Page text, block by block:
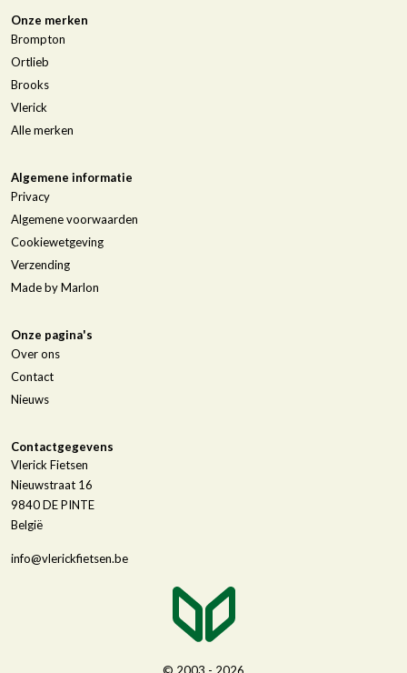
Onze merken
Brompton
Ortlieb
Brooks
Vlerick
Alle merken
Algemene informatie
Privacy
Algemene voorwaarden
Cookiewetgeving
Verzending
Made by Marlon
Onze pagina's
Over ons
Contact
Nieuws
Contactgegevens
Vlerick Fietsen
Nieuwstraat 16
9840DE PINTE
België
info@vlerickfietsen.be